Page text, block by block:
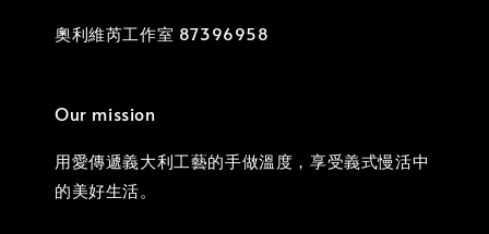
奧利維芮工作室 87396958
Our mission
用愛傳遞義大利工藝的手做溫度，享受義式慢活中
的美好生活。